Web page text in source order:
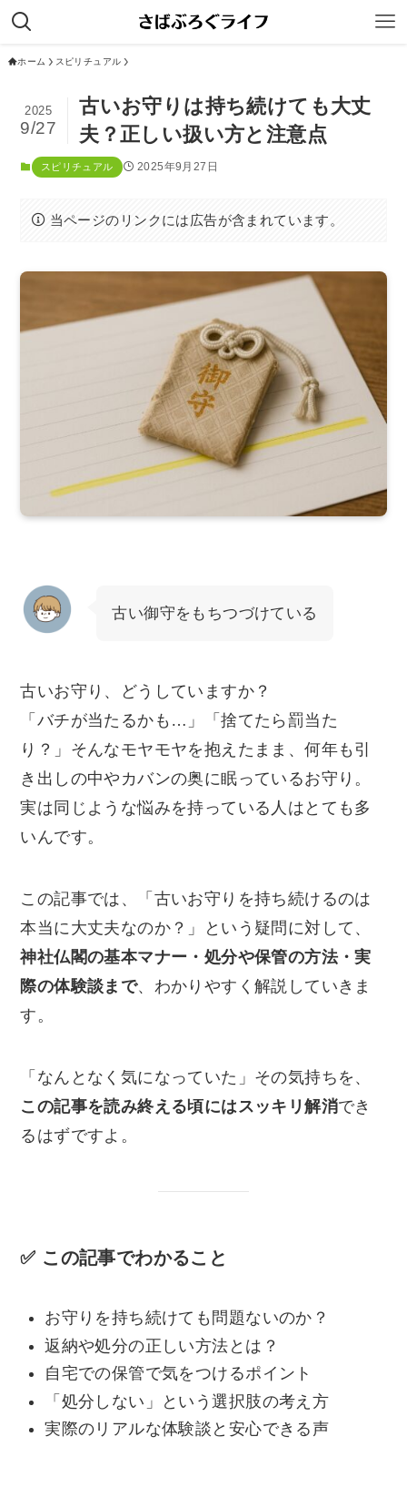
ホーム スピリチュアル
古いお守りは持ち続けても大丈
夫？正しい扱い方と注意点
2025
9/27
スピリチュアル 2025年9月27日
当ページのリンクには広告が含まれています。
古い御守をもちつづけている
古いお守り、どうしていますか？
「バチが当たるかも…」「捨てたら罰当た
り？」そんなモヤモヤを抱えたまま、何年も引
き出しの中やカバンの奥に眠っているお守り。
実は同じような悩みを持っている人はとても多
いんです。
この記事では、「古いお守りを持ち続けるのは
本当に大丈夫なのか？」という疑問に対して、
神社仏閣の基本マナー・処分や保管の方法・実
際の体験談まで、わかりやすく解説していきま
す。
「なんとなく気になっていた」その気持ちを、
この記事を読み終える頃にはスッキリ解消でき
るはずですよ。
✅ この記事でわかること
お守りを持ち続けても問題ないのか？
返納や処分の正しい方法とは？
自宅での保管で気をつけるポイント
「処分しない」という選択肢の考え方
実際のリアルな体験談と安心できる声